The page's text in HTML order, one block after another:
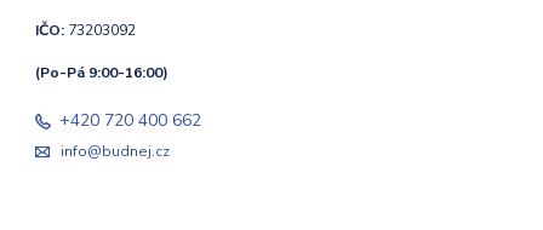
IČO: 73203092
(Po-Pá 9:00-16:00)
+420 720 400 662
info@budnej.cz